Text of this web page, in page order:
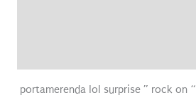
portamerenda lol surprise ” rock on “